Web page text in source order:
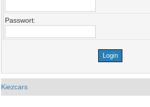
Passwort:
Kiezcars